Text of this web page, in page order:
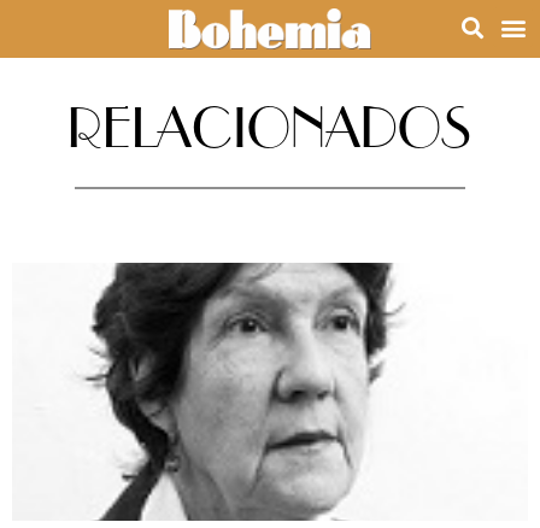
RELACIONADOS